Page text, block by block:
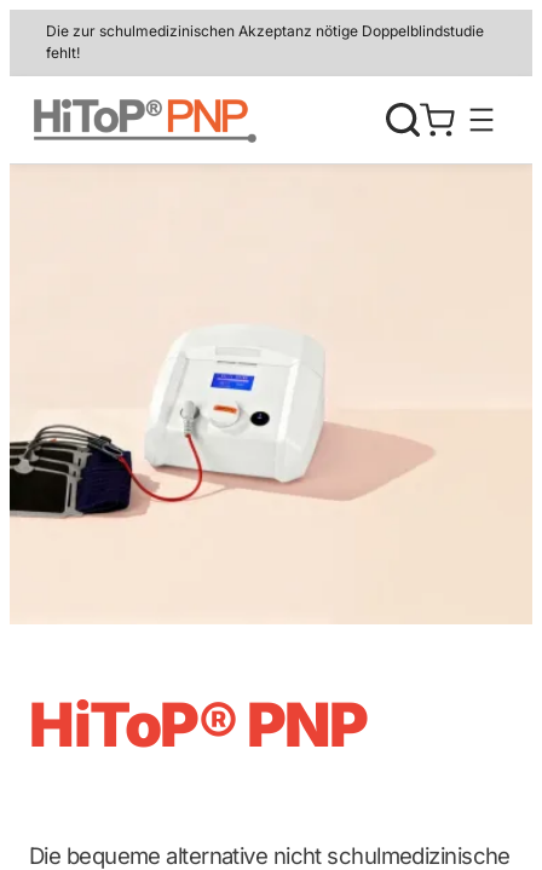
Zum
Inhalt
Die zur schulmedizinischen Akzeptanz nötige Doppelblindstudie
fehlt!
HiToP® PNP
Die bequeme alternative nicht schulmedizinische